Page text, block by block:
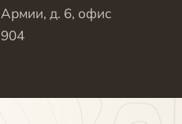
Армии, д. 6, офис
904